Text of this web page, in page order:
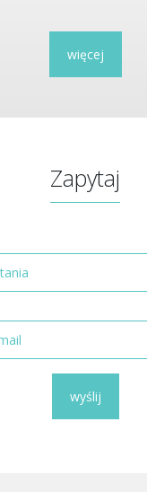
więcej
Zapytaj
wyślij